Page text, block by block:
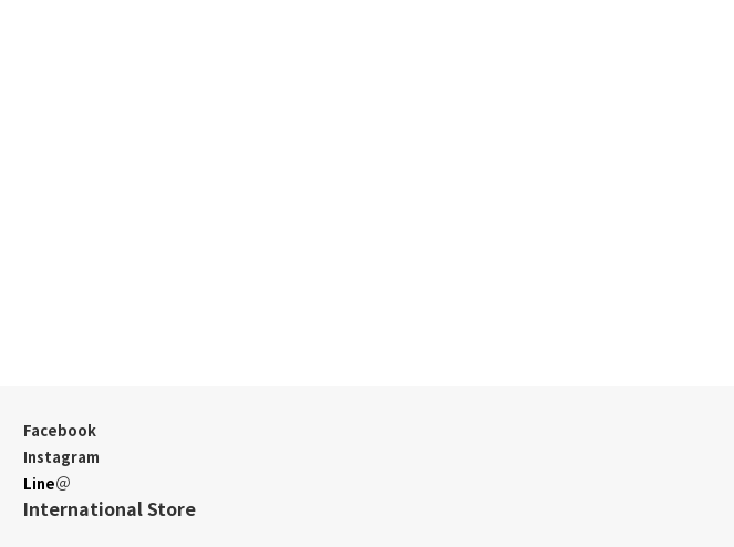
Facebook
Instagram
Line＠
International Store